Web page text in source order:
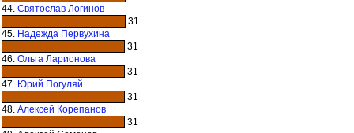
44. Святослав Логинов
31
45. Надежда Первухина
31
46. Ольга Ларионова
31
47. Юрий Погуляй
31
48. Алексей Корепанов
31